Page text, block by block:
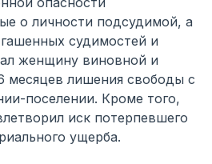
о личности подсудимой, а
судимостей и
женщину виновной и
месяцев лишения свободы с
поселении. Кроме того,
иск потерпевшего
ущерба.